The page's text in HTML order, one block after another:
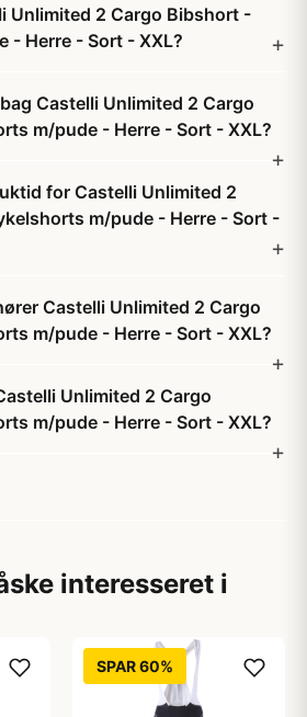
Unlimited 2 Cargo Bibshort -
- Herre - Sort - XXL?
Castelli Unlimited 2 Cargo
m/pude - Herre - Sort - XXL?
for Castelli Unlimited 2
m/pude - Herre - Sort -
Castelli Unlimited 2 Cargo
m/pude - Herre - Sort - XXL?
Unlimited 2 Cargo
m/pude - Herre - Sort - XXL?
interesseret i
SPAR 60%